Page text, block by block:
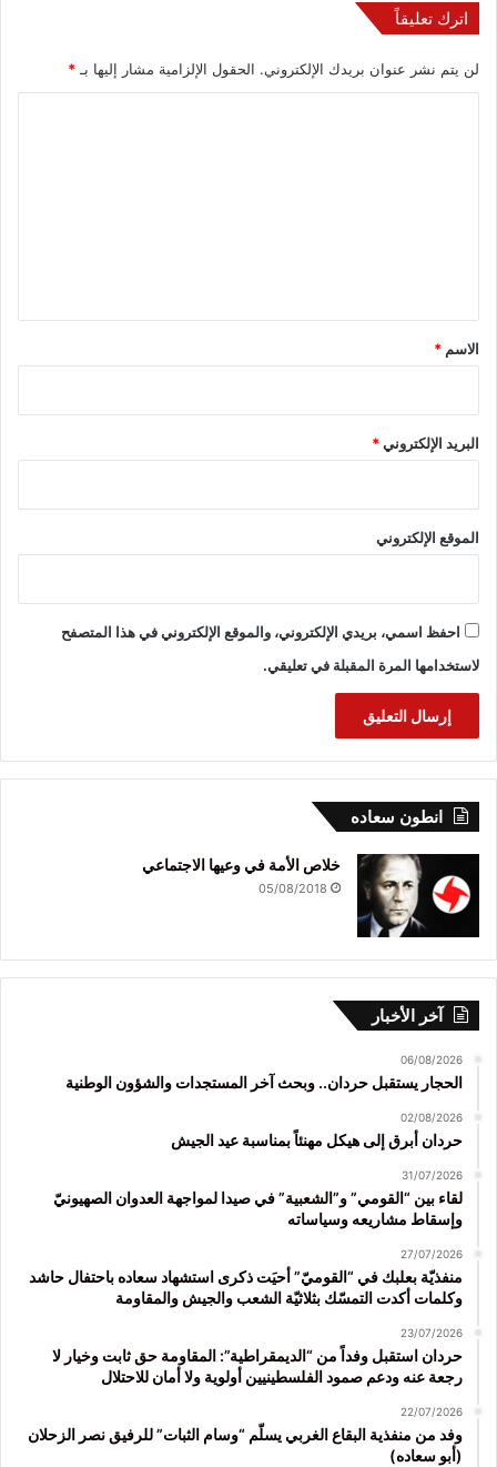
اترك تعليقاً
لن يتم نشر عنوان بريدك الإلكتروني. الحقول الإلزامية مشار إليها بـ*
*
الاسم *
البريد الإلكتروني*
الموقع الإلكتروني
احفظ اسمي، بريدي الإلكتروني، والموقع الإلكتروني في هذا المتصفح
لاستخدامها المرة المقبلة في تعليقي.
انطون سعاده
خلاص الأمة في وعيها الاجتماعي
05/08/2018
آخر الأخبار
06/08/2026
الحجار يستقبل حردان.. وبحث آخر المستجدات والشؤون الوطنية
02/08/2026
حردان أبرق إلى هيكل مهنئاً بمناسبة عيد الجيش
31/07/2026
لقاء بين “القومي” و”الشعبية” في صيدا لمواجهة العدوان الصهيونيّ
وإسقاط مشاريعه وسياساته
27/07/2026
منفذيّة بعلبك في “القوميّ” أحيَت ذكرى استشهاد سعاده باحتفال حاشد
وكلمات أكدت التمسّك بثلاثيّة الشعب والجيش والمقاومة
23/07/2026
حردان استقبل وفداً من “الديمقراطية”: المقاومة حق ثابت وخيار لا
رجعة عنه ودعم صمود الفلسطينيين أولوية ولا أمان للاحتلال
22/07/2026
وفد من منفذية البقاع الغربي يسلّم “وسام الثبات” للرفيق نصر الزحلان
(أبو سعاده)